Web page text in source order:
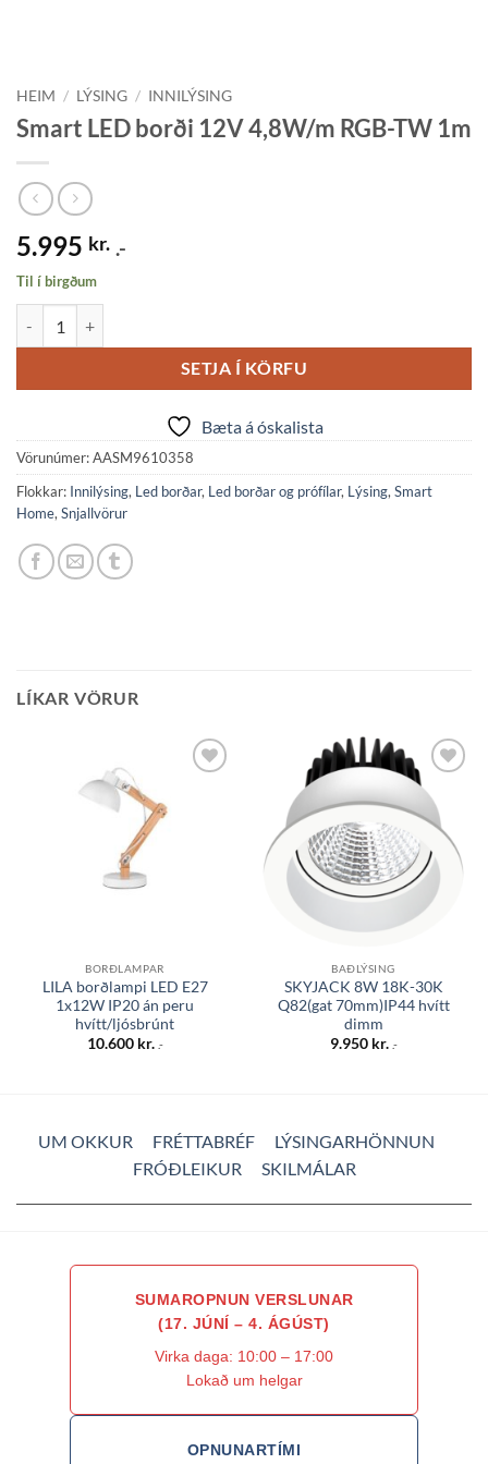
HEIM / LÝSING / INNILÝSING
Smart LED borði 12V 4,8W/m RGB-TW 1m
5.995 kr. .-
Til í birgðum
SETJA Í KÖRFU
Bæta á óskalista
Vörunúmer:AASM9610358
Flokkar: Innilýsing, Led borðar, Led borðar og prófílar, Lýsing, Smart
Home, Snjallvörur
LÍKAR VÖRUR
BORÐLAMPAR
LILA borðlampi LED E27
1x12W IP20 án peru
hvítt/ljósbrúnt
10.600 kr. .-
Bæta á
óskalista
BAÐLÝSING
SKYJACK 8W 18K-30K
Q82(gat 70mm)IP44 hvítt
dimm
9.950 kr. .-
UM OKKUR FRÉTTABRÉF
LÝSINGARHÖNNUN
FRÓÐLEIKUR
SKILMÁLAR
SUMAROPNUN VERSLUNAR
(17. JÚNÍ – 4. ÁGÚST)
Virka daga: 10:00 – 17:00
Lokað um helgar
OPNUNARTÍMI